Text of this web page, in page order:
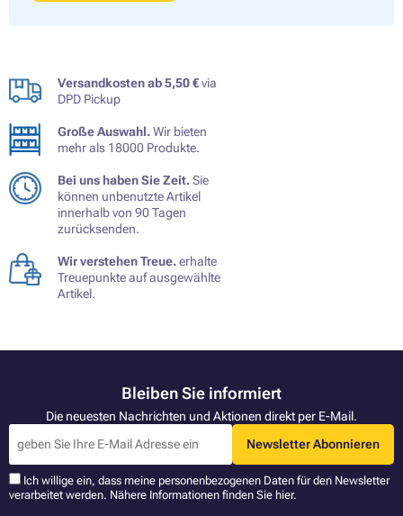
Versandkosten ab 5,50 €via
DPD Pickup
Große Auswahl.Wir bieten
mehr als 18000 Produkte.
Bei uns haben Sie Zeit.Sie
können unbenutzte Artikel
innerhalb von 90 Tagen
zurücksenden.
Wir verstehen Treue.erhalte
Treuepunkte auf ausgewählte
Artikel.
Bleiben Sie informiert
Die neuesten Nachrichten und Aktionen direkt per E-Mail.
Newsletter Abonnieren
Ich willige ein, dass meine personenbezogenen Daten für den Newsletter
verarbeitet werden. Nähere Informationen finden Sie hier.